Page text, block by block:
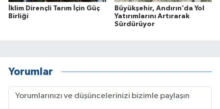
İklim Dirençli Tarım İçin Güç
Birliği
Büyükşehir, Andırın’da Yol
Yatırımlarını Artırarak
Sürdürüyor
Yorumlar